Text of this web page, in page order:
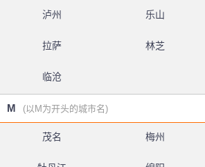
泸州 乐山
拉萨 林芝
临沧
M (以M为开头的城市名)
茂名 梅州